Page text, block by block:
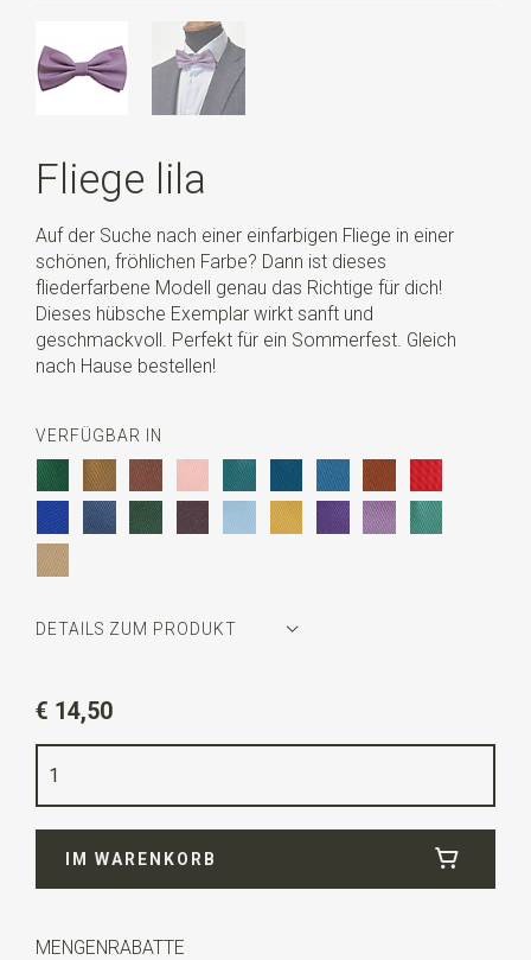
Fliege lila
Auf der Suche nach einer einfarbigen Fliege in einer
schönen, fröhlichen Farbe? Dann ist dieses
fliederfarbene Modell genau das Richtige für dich!
Dieses hübsche Exemplar wirkt sanft und
geschmackvoll. Perfekt für ein Sommerfest. Gleich
nach Hause bestellen!
VERFÜGBAR IN
DETAILS ZUM PRODUKT
Farbe
Qualität
Länge 6 cm
€ 14,50
IM WARENKORB
MENGENRABATTE